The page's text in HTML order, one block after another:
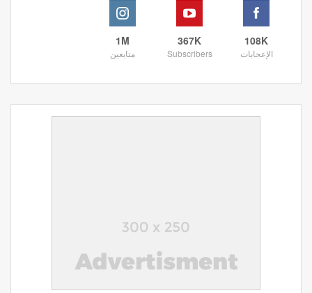
108K
الإعجابات
367K
Subscribers
1M
متابعين